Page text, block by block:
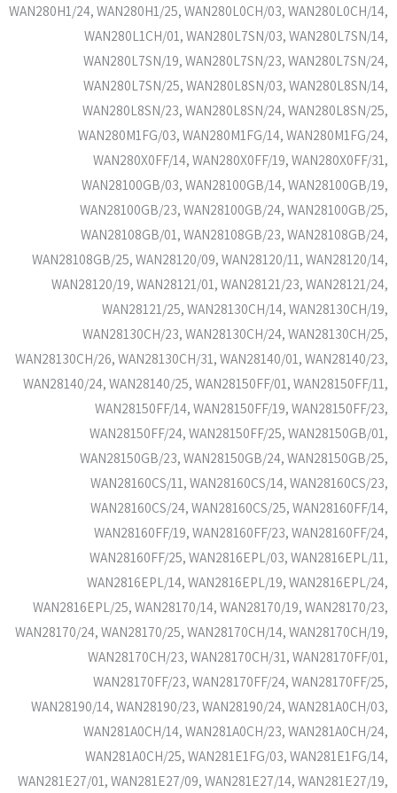
WAN280H1/24, WAN280H1/25, WAN280L0CH/03, WAN280L0CH/14,
WAN280L1CH/01, WAN280L7SN/03, WAN280L7SN/14,
WAN280L7SN/19, WAN280L7SN/23, WAN280L7SN/24,
WAN280L7SN/25, WAN280L8SN/03, WAN280L8SN/14,
WAN280L8SN/23, WAN280L8SN/24, WAN280L8SN/25,
WAN280M1FG/03, WAN280M1FG/14, WAN280M1FG/24,
WAN280X0FF/14, WAN280X0FF/19, WAN280X0FF/31,
WAN28100GB/03, WAN28100GB/14, WAN28100GB/19,
WAN28100GB/23, WAN28100GB/24, WAN28100GB/25,
WAN28108GB/01, WAN28108GB/23, WAN28108GB/24,
WAN28108GB/25, WAN28120/09, WAN28120/11, WAN28120/14,
WAN28120/19, WAN28121/01, WAN28121/23, WAN28121/24,
WAN28121/25, WAN28130CH/14, WAN28130CH/19,
WAN28130CH/23, WAN28130CH/24, WAN28130CH/25,
WAN28130CH/26, WAN28130CH/31, WAN28140/01, WAN28140/23,
WAN28140/24, WAN28140/25, WAN28150FF/01, WAN28150FF/11,
WAN28150FF/14, WAN28150FF/19, WAN28150FF/23,
WAN28150FF/24, WAN28150FF/25, WAN28150GB/01,
WAN28150GB/23, WAN28150GB/24, WAN28150GB/25,
WAN28160CS/11, WAN28160CS/14, WAN28160CS/23,
WAN28160CS/24, WAN28160CS/25, WAN28160FF/14,
WAN28160FF/19, WAN28160FF/23, WAN28160FF/24,
WAN28160FF/25, WAN2816EPL/03, WAN2816EPL/11,
WAN2816EPL/14, WAN2816EPL/19, WAN2816EPL/24,
WAN2816EPL/25, WAN28170/14, WAN28170/19, WAN28170/23,
WAN28170/24, WAN28170/25, WAN28170CH/14, WAN28170CH/19,
WAN28170CH/23, WAN28170CH/31, WAN28170FF/01,
WAN28170FF/23, WAN28170FF/24, WAN28170FF/25,
WAN28190/14, WAN28190/23, WAN28190/24, WAN281A0CH/03,
WAN281A0CH/14, WAN281A0CH/23, WAN281A0CH/24,
WAN281A0CH/25, WAN281E1FG/03, WAN281E1FG/14,
WAN281E27/01, WAN281E27/09, WAN281E27/14, WAN281E27/19,